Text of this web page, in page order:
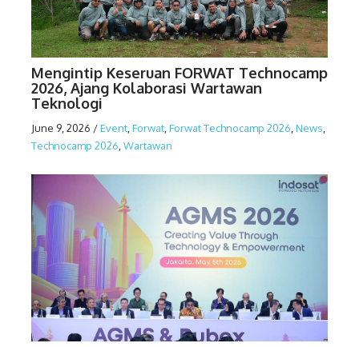
Mengintip Keseruan FORWAT Technocamp
2026, Ajang Kolaborasi Wartawan
Teknologi
June 9, 2026 /Event,Forwat,Forwat Technocamp 2026,News,
Technocamp 2026,Wartawan